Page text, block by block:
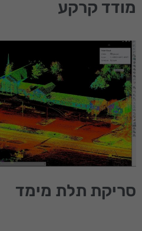
מודד קרקע
סריקת תלת מימד